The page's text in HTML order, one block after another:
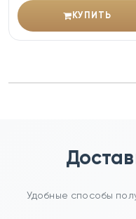
КУПИТЬ
Удобные способы